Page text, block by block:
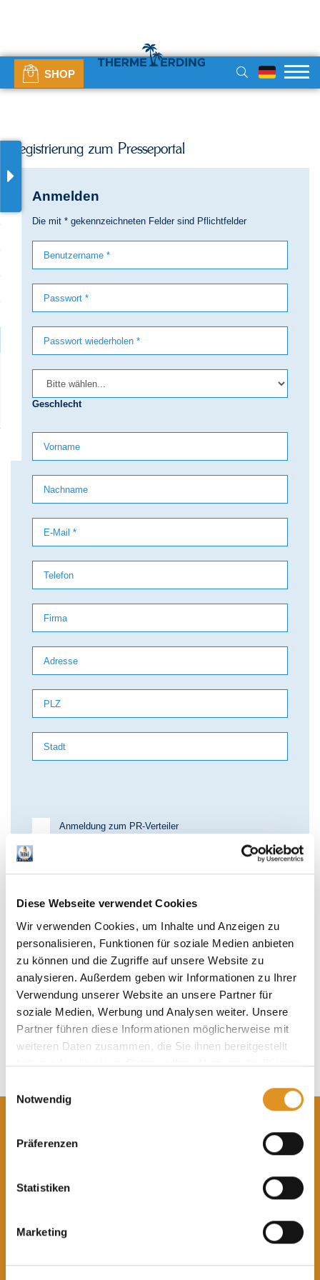
Diese Webseite verwendet Cookies
Wir verwenden Cookies, um Inhalte und Anzeigen zu
personalisieren, Funktionen für soziale Medien anbieten
zu können und die Zugriffe auf unsere Website zu
analysieren. Außerdem geben wir Informationen zu Ihrer
Verwendung unserer Website an unsere Partner für
soziale Medien, Werbung und Analysen weiter. Unsere
Partner führen diese Informationen möglicherweise mit
weiteren Daten zusammen, die Sie ihnen bereitgestellt
haben oder die sie im Rahmen Ihrer Nutzung der Dienste
Cookies, wenn Sie unsere Webseite weiterhin nutzen.
Notwendig
Präferenzen
Statistiken
Marketing
SHOP
Registrierung zum Presseportal
Anmelden
Die mit * gekennzeichneten Felder sind Pflichtfelder
Geschlecht
Anmeldung zum PR-Verteiler
Anmeldung zum TE-Newsletter
Ja, ich akzeptiere die
Verarbeitung meiner personenbezogenen Daten
zu. *